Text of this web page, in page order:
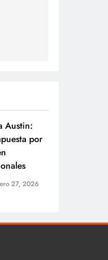
Austin:
por
27, 2026